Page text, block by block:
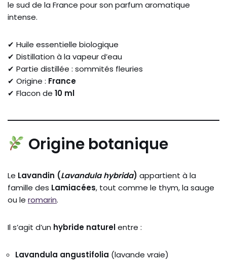
le sud de la France pour son parfum aromatique
intense.
✔ Huile essentielle biologique
✔ Distillation à la vapeur d’eau
✔ Partie distillée : sommités fleuries
✔ Origine : France
✔ Flacon de 10 ml
Origine botanique
Le Lavandin (Lavandula hybrida) appartient à la
famille des Lamiacées, tout comme le thym, la sauge
ou le romarin.
Il s’agit d’un hybride naturelentre :
Lavandula angustifolia (lavande vraie)